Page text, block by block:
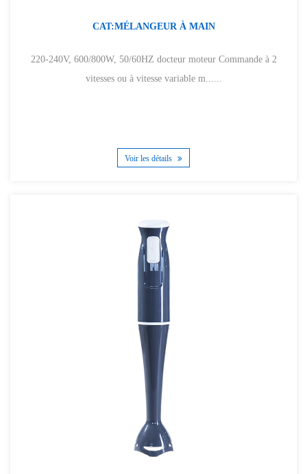
CAT:MÉLANGEUR À MAIN
220-240V, 600/800W, 50/60HZ docteur moteur Commande à 2
vitesses ou à vitesse variable m......
Voir les détails